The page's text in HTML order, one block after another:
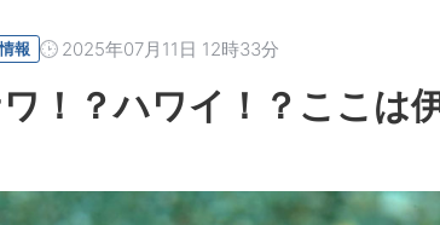
報 2025年07月11日 12時33分
！？ハワイ！？ここは